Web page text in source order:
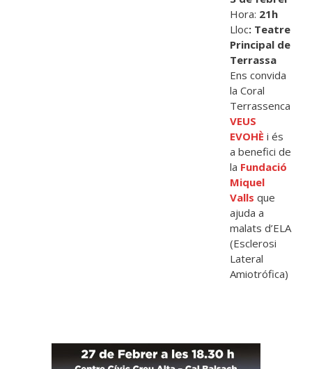
Hora: 21h
Lloc: Teatre
Principal de
Terrassa
Ens convida
la Coral
Terrassenca
VEUS
EVOHÈ i és
a benefici de
la Fundació
Miquel
Valls que
ajuda a
malats d’ELA
(Esclerosi
Lateral
Amiotrófica)